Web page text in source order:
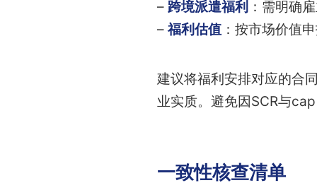
– 跨境派遣福利 ：需明确
–福利估值 ：按市场价值
建议将福利安排对应的合
业实质。避免因SCR与
一致性核查清单